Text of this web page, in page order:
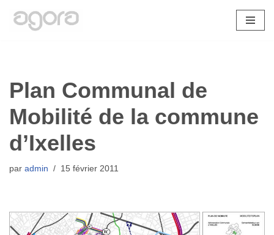
Plan Communal de
Mobilité de la commune
d’Ixelles
par admin 15 février 2011